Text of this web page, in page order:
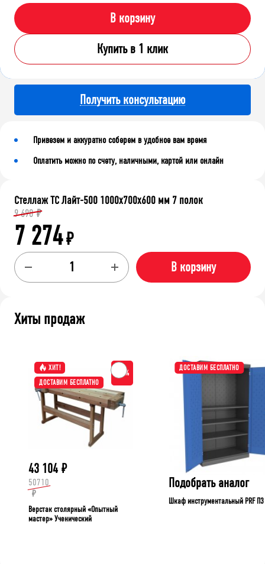
В корзину
Купить в 1 клик
Получить консультацию
Привезем и аккуратно соберем в удобное вам время
Оплатить можно по счету, наличными, картой или онлайн
Стеллаж ТС Лайт-500 1000х700х600 мм 7 полок
9 698 ₽
7 274₽
В корзину
Хиты продаж
ХИТ!
ДОСТАВИМ БЕСПЛАТНО
-15%
43 104 ₽
50710
₽
Верстак столярный «Опытный
мастер» Ученический
ДОСТАВИМ БЕСПЛАТНО
Подобрать аналог
Шкаф инструментальный PRF П3